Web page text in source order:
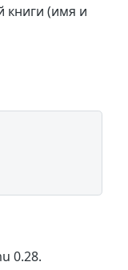
книги (имя и
0.28.